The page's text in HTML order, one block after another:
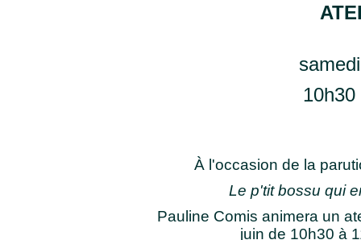
10h30
À l'occasion de la
Le p'tit bossu qui
Pauline Comis animera un
juin de 10h30 à